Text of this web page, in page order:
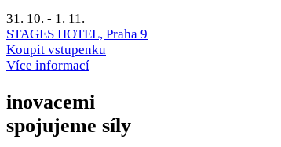
31. 10. - 1. 11.
STAGES HOTEL, Praha 9
Koupit vstupenku
Více informací
inovacemi
spojujeme síly